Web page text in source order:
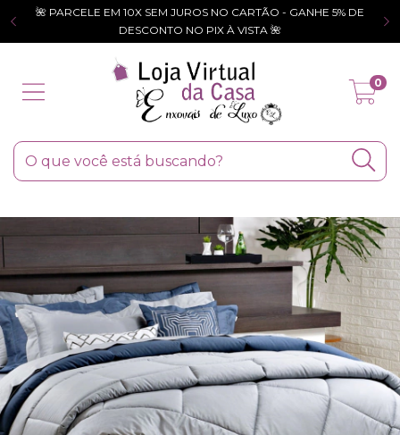
🌺 PARCELE EM 10X SEM JUROS NO CARTÃO - GANHE 5% DE
DESCONTO NO PIX À VISTA 🌺
0